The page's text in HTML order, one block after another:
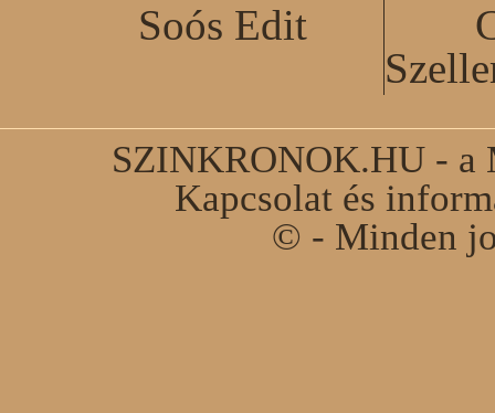
Soós Edit
SZINKRONOK.HU - a
Kapcsolat és
© - Minden